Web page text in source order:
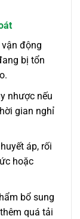
động
bị tổn
nhược nếu
gian nghỉ
áp, rối
hoặc
bổ sung
quá tải